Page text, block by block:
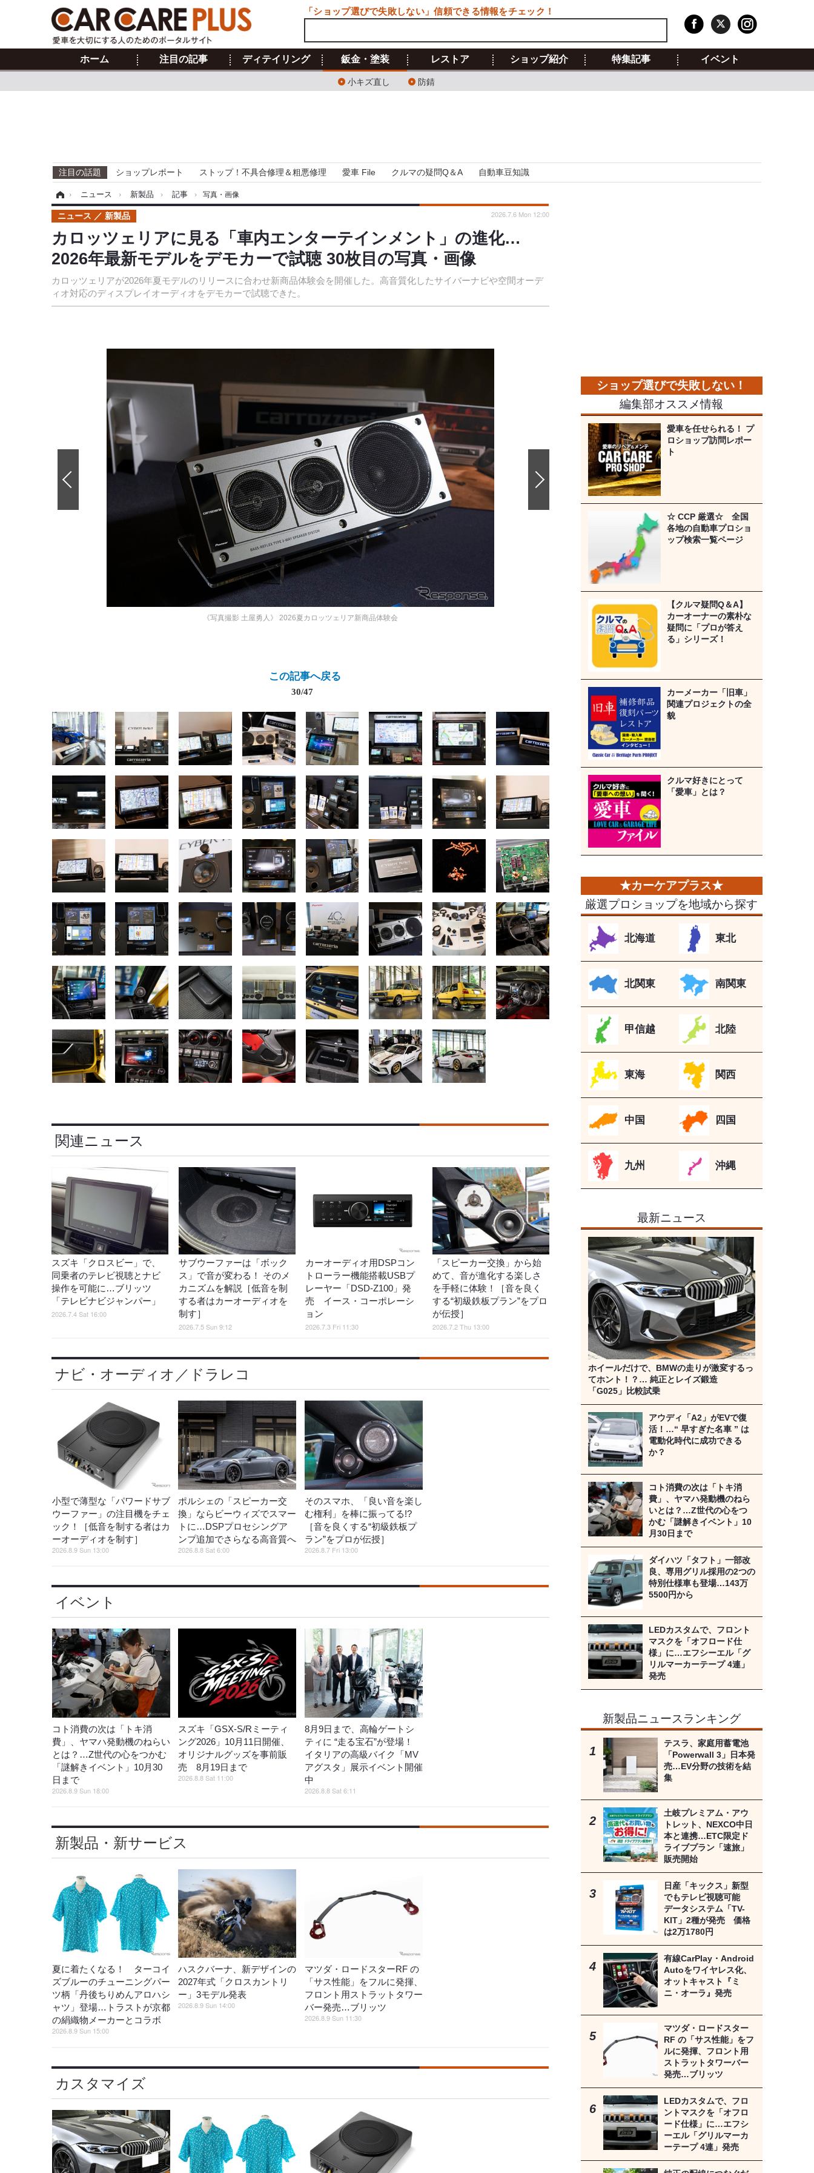
ホーム 注目の記事 ディテイリング 鈑金・塗装
小キズ直し 防錆
レストア ショップ紹介 特集記事 イベント
注目の話題 ショップレポート ストップ！不具合修理＆粗悪修理 愛車 File クルマの疑問Q＆A 自動車豆知識
› ニュース › 新製品 › 記事 › 写真・画像
カロッツェリアに見る「車内エンターテインメント」の進化…
2026年最新モデルをデモカーで試聴 30枚目の写真・画像
カロッツェリアが2026年夏モデルのリリースに合わせ新商品体験会を開催した。高音質化したサイバーナビや空間オーデ
ィオ対応のディスプレイオーディオをデモカーで試聴できた。
ニュース 新製品 2026.7.6 Mon 12:00
《写真撮影 土屋勇人》 2026夏カロッツェリア新商品体験会
この記事へ戻る
30/47
関連ニュース
スズキ「クロスビー」で、
同乗者のテレビ視聴とナビ
操作を可能に…ブリッツ
「テレビナビジャンパー」
2026.7.4 Sat 16:00
サブウーファーは「ボック
ス」で音が変わる！ そのメ
カニズムを解説［低音を制
する者はカーオーディオを
制す］
2026.7.5 Sun 9:12
カーオーディオ用DSPコン
トローラー機能搭載USBプ
レーヤー「DSD-Z100」発
売 イース・コーポレーシ
ョン
2026.7.3 Fri 11:30
「スピーカー交換」から始
めて、音が進化する楽しさ
を手軽に体験！［音を良く
する“初級鉄板プラン”をプロ
が伝授］
2026.7.2 Thu 13:00
ナビ・オーディオ／ドラレコ
小型で薄型な「パワードサブ
ウーファー」の注目機をチェ
ック！［低音を制する者はカ
ーオーディオを制す］
2026.8.9 Sun 13:00
ポルシェの「スピーカー交
換」ならビーウィズでスマー
トに…DSPプロセシングア
ンプ追加でさらなる高音質へ
2026.8.8 Sat 6:00
そのスマホ、「良い音を楽し
む権利」を棒に振ってる!?
［音を良くする“初級鉄板プ
ラン”をプロが伝授］
2026.8.7 Fri 13:00
イベント
コト消費の次は「トキ消
費」、ヤマハ発動機のねらい
とは？…Z世代の心をつかむ
「謎解きイベント」10月30
日まで
2026.8.9 Sun 18:00
スズキ「GSX-S/Rミーティ
ング2026」10月11日開催、
オリジナルグッズを事前販
売 8月19日まで
2026.8.8 Sat 11:00
8月9日まで、高輪ゲートシ
ティに “走る宝石”が登場！
イタリアの高級バイク「MV
アグスタ」展示イベント開催
中
2026.8.8 Sat 6:11
新製品・新サービス
夏に着たくなる！ ターコイ
ズブルーのチューニングパー
ツ柄「丹後ちりめんアロハシ
ャツ」登場…トラストが京都
の絹織物メーカーとコラボ
2026.8.9 Sun 15:00
ハスクバーナ、新デザインの
2027年式「クロスカントリ
ー」3モデル発表
2026.8.9 Sun 14:00
マツダ・ロードスターRF の
「サス性能」をフルに発揮、
フロント用ストラットタワー
バー発売…ブリッツ
2026.8.9 Sun 11:30
カスタマイズ
編集部オススメ情報
愛車を任せられる！ プ
ロショップ訪問レポー
ト
☆ CCP 厳選☆ 全国
各地の自動車プロショ
ップ検索一覧ページ
【クルマ疑問Q＆A】
カーオーナーの素朴な
疑問に「プロが答え
る」シリーズ！
カーメーカー「旧車」
関連プロジェクトの全
貌
クルマ好きにとって
「愛車」とは？
厳選プロショップを地域から探す
北海道 東北
北関東 南関東
甲信越 北陸
東海 関西
中国 四国
九州 沖縄
最新ニュース
ホイールだけで、BMWの走りが激変するっ
てホント！？… 純正とレイズ鍛造
「G025」比較試乗
アウディ「A2」がEVで復
活！…“ 早すぎた名車 ” は
電動化時代に成功できる
か？
コト消費の次は「トキ消
費」、ヤマハ発動機のねら
いとは？…Z世代の心をつ
かむ「謎解きイベント」10
月30日まで
ダイハツ「タフト」一部改
良、専用グリル採用の2つの
特別仕様車も登場…143万
5500円から
LEDカスタムで、フロント
マスクを「オフロード仕
様」に…エフシーエル「グ
リルマーカーテープ 4連」
発売
新製品ニュースランキング
テスラ、家庭用蓄電池
「Powerwall 3」日本発
売…EV分野の技術を結
集
土岐プレミアム・アウ
トレット、NEXCO中日
本と連携…ETC限定ド
ライブプラン「速旅」
販売開始
日産「キックス」新型
でもテレビ視聴可能
データシステム「TV-
KIT」2種が発売 価格
は2万1780円
有線CarPlay・Android
Autoをワイヤレス化、
オットキャスト『ミ
ニ・オーラ』発売
マツダ・ロードスター
RF の「サス性能」をフ
ルに発揮、フロント用
ストラットタワーバー
発売…ブリッツ
LEDカスタムで、フロ
ントマスクを「オフロ
ード仕様」に…エフシ
ーエル「グリルマーカ
ーテープ 4連」発売
「ショップ選びで失敗しない」信頼できる情報をチェック！